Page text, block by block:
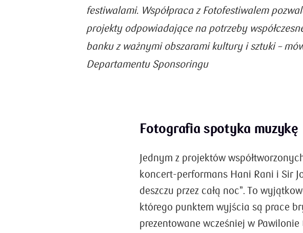
festiwalami. Współpraca z Fotofestiwalem
projekty odpowiadające na potrzeby
banku z ważnymi obszarami kultury i sztuki–
Departamentu Sponsoringu
Fotografia spotyka muzykę
Jednym z projektów
koncert-performans Hani Rani i Sir
deszczu przez całą noc”. To
którego punktem wyjścia są prace
prezentowane wcześniej w